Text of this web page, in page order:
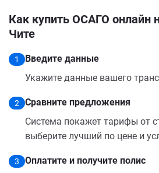
Как купить ОСАГО онлайн
Чите
1
Введите данные
Укажите данные вашего
2
Сравните предложения
Система покажет тарифы от
выберите лучший по цене и
3
Оплатите и получите полис